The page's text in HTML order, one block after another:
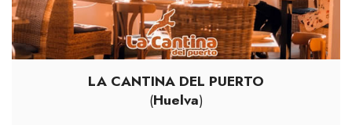
LA CANTINA DEL PUERTO
(Huelva)